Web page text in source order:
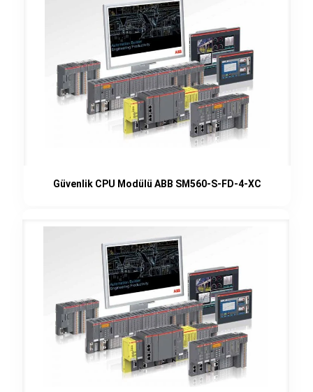
Güvenlik CPU Modülü ABB SM560-S-FD-4-XC